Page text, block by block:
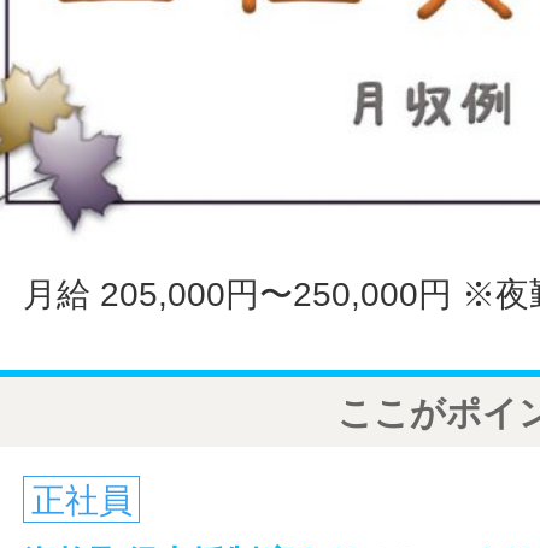
月給 205,000円〜250,000円 ※夜
ここがポイ
正社員